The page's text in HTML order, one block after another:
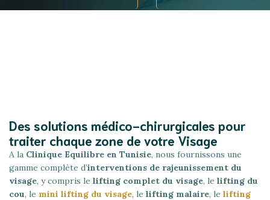
Des solutions médico-chirurgicales pour
traiter chaque zone de votre Visage
A la Clinique Equilibre en Tunisie, nous fournissons une
gamme complète d’interventions de rajeunissement du
visage, y compris le lifting complet du visage, le lifting du
cou, le mini lifting du visage, le lifting malaire, le lifting